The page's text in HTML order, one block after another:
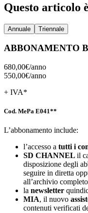
Questo articolo
Annuale Triennale
ABBONAMENTO
680,00€/anno
550,00€/anno
+ IVA*
Cod. MePa E041**
L’abbonamento include:
l’accesso a tutti i
SD CHANNEL il
disposizione degli
seguire in diretta
all’archivio
la newsletter
MIA, il nuovo
contenuti verificati